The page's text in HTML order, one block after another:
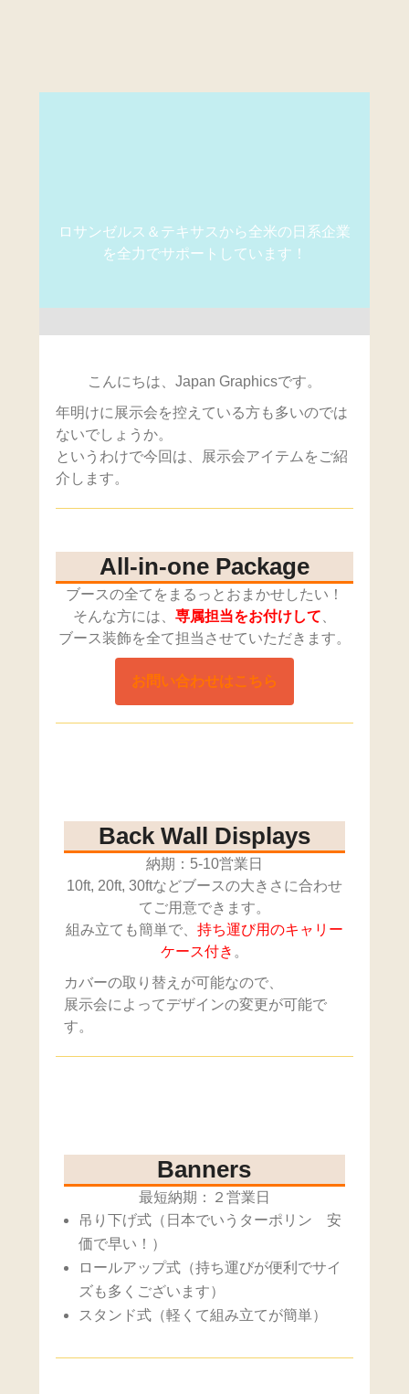
ロサンゼルス＆テキサスから全米の日系企業
を全力でサポートしています！
こんにちは、Japan Graphicsです。
年明けに展示会を控えている方も多いのでは
ないでしょうか。
というわけで今回は、展示会アイテムをご紹
介します。
All-in-one Package
ブースの全てをまるっとおまかせしたい！
そんな方には、 専属担当をお付けして
ブース装飾を全て担当させていただきます。
お問い合わせはこちら
Back Wall Displays
納期：5-10営業日
10ft, 20ft, 30ftなどブースの大きさに合わせ
てご用意できます。
組み立ても簡単で、 持ち運び用のキャリー
ケース付き 。
カバーの取り替えが可能なので、
展示会によってデザインの変更が可能で
す。
Banners
最短納期：２営業日
吊り下げ式（日本でいうターポリン 安
価で早い！）
ロールアップ式（持ち運びが便利でサイ
ズも多くございます）
スタンド式（軽くて組み立てが簡単）